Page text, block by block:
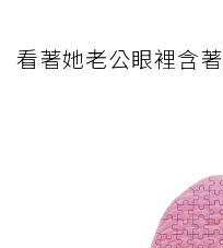
看著她老公眼裡含